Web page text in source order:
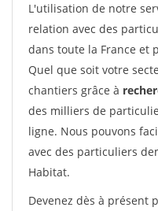
L'utilisation de notre
relation avec des
dans toute la France et
Quel que soit votre
chantiers grâce à
des milliers de
ligne. Nous pouvons
avec des particuliers
Habitat.
Devenez dès à présent